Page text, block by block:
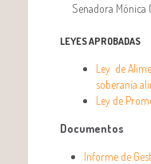
Senadora Mónica
LEYES APROBADAS
Ley de
soberanía
Ley de
Documentos
Informe de